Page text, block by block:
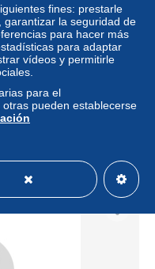
Paris, Groupe de
fines: prestarle
garantizar la seguridad de
para hacer más
para adaptar
vídeos y permitirle
para el
pueden establecerse